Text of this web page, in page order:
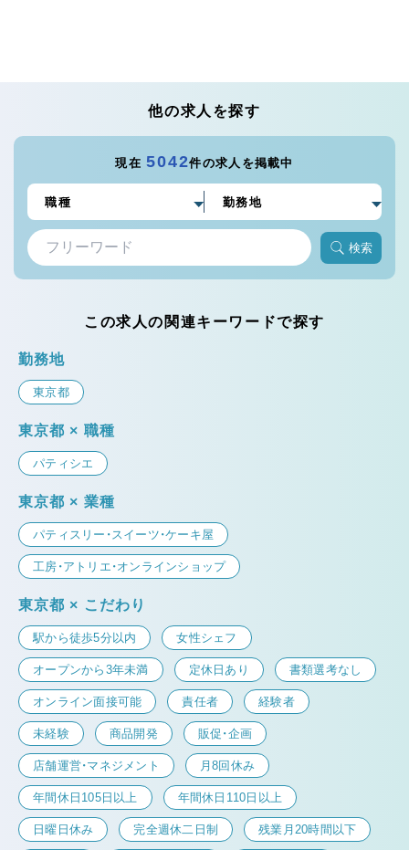
他の求人を探す
現在5042件の求人を掲載中
検索
この求人の関連キーワードで探す
勤務地
東京都
東京都 × 職種
パティシエ
東京都 × 業種
パティスリー・スイーツ・ケーキ屋
工房・アトリエ・オンラインショップ
東京都 × こだわり
駅から徒歩5分以内 女性シェフ
オープンから3年未満 定休日あり 書類選考なし
オンライン面接可能 責任者 経験者
未経験 商品開発 販促・企画
店舗運営・マネジメント 月8回休み
年間休日105日以上 年間休日110日以上
日曜日休み 完全週休二日制 残業月20時間以下